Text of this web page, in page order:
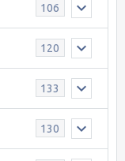
106
120
133
130